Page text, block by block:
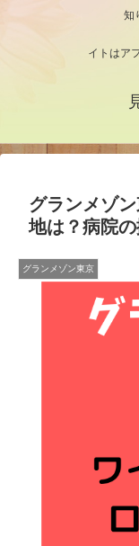
知
イトはア
グランメゾ
地は？病院の
グランメゾン東京